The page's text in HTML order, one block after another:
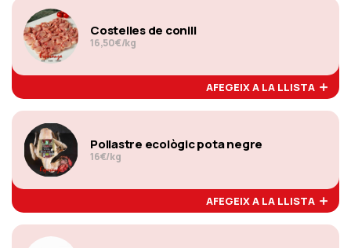
Costelles de conill
16,50€/kg
AFEGEIX A LA LLISTA
Pollastre ecològic pota negre
16€/kg
AFEGEIX A LA LLISTA